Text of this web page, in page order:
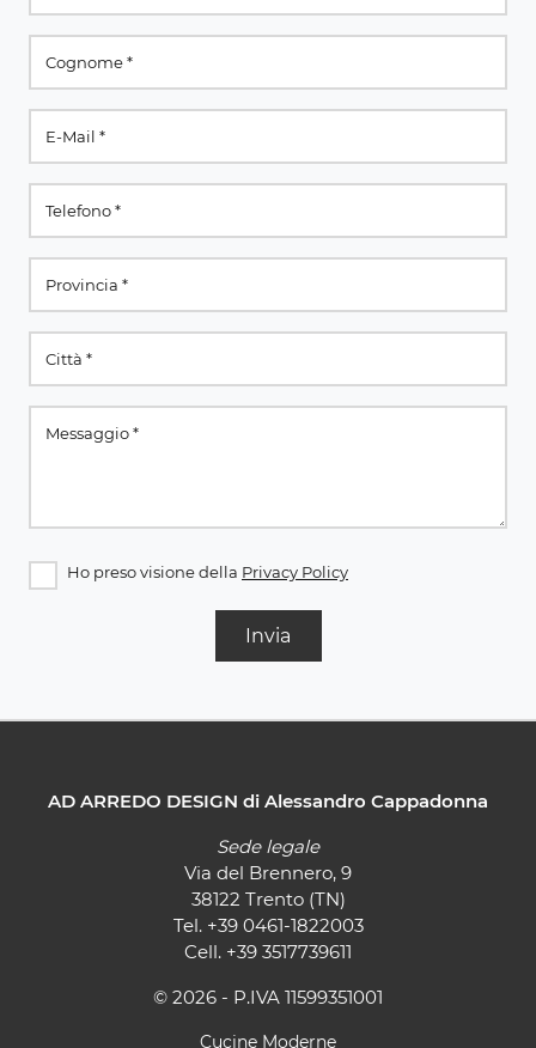
Ho preso visione della Privacy Policy
Invia
AD ARREDO DESIGN di Alessandro Cappadonna
Sede legale
Via del Brennero, 9
38122 Trento (TN)
Tel. +39 0461-1822003
Cell. +39 3517739611
© 2026 - P.IVA 11599351001
Cucine Moderne